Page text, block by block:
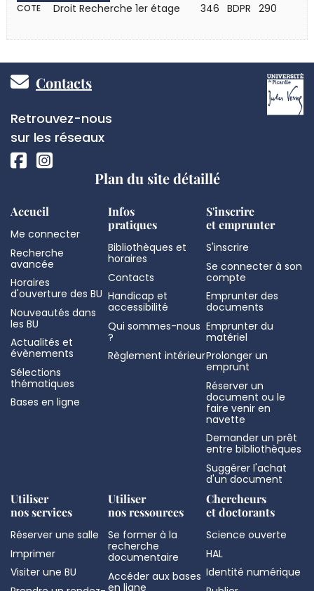
COTE Droit Recherche 1er étage 346 BDPR 290
Pied
de
page
Contacts
Réseaux
sociaux
Retrouvez-nous
sur les réseaux
Plan du site détaillé
Accueil
Me connecter
Recherche
avancée
Horaires
d'ouverture des BU
Nouveautés dans
les BU
Actualités et
évènements
Sélections
thématiques
Bases en ligne
Infos
pratiques
Bibliothèques et
horaires
Contacts
Handicap et
accessibilité
Qui sommes-nous
?
Règlement intérieur
S'inscrire
et emprunter
S'inscrire
Se connecter à son
compte
Emprunter des
documents
Emprunter du
matériel
Prolonger un
emprunt
Réserver un
document ou le
faire venir en
navette
Demander un prêt
entre bibliothèques
Suggérer l'achat
d'un document
Utiliser
nos services
Réserver une salle
Imprimer
Visiter une BU
Utiliser
nos ressources
Se former à la
recherche
documentaire
Accéder aux bases
en ligne
Chercheurs
et doctorants
Science ouverte
HAL
Identité numérique